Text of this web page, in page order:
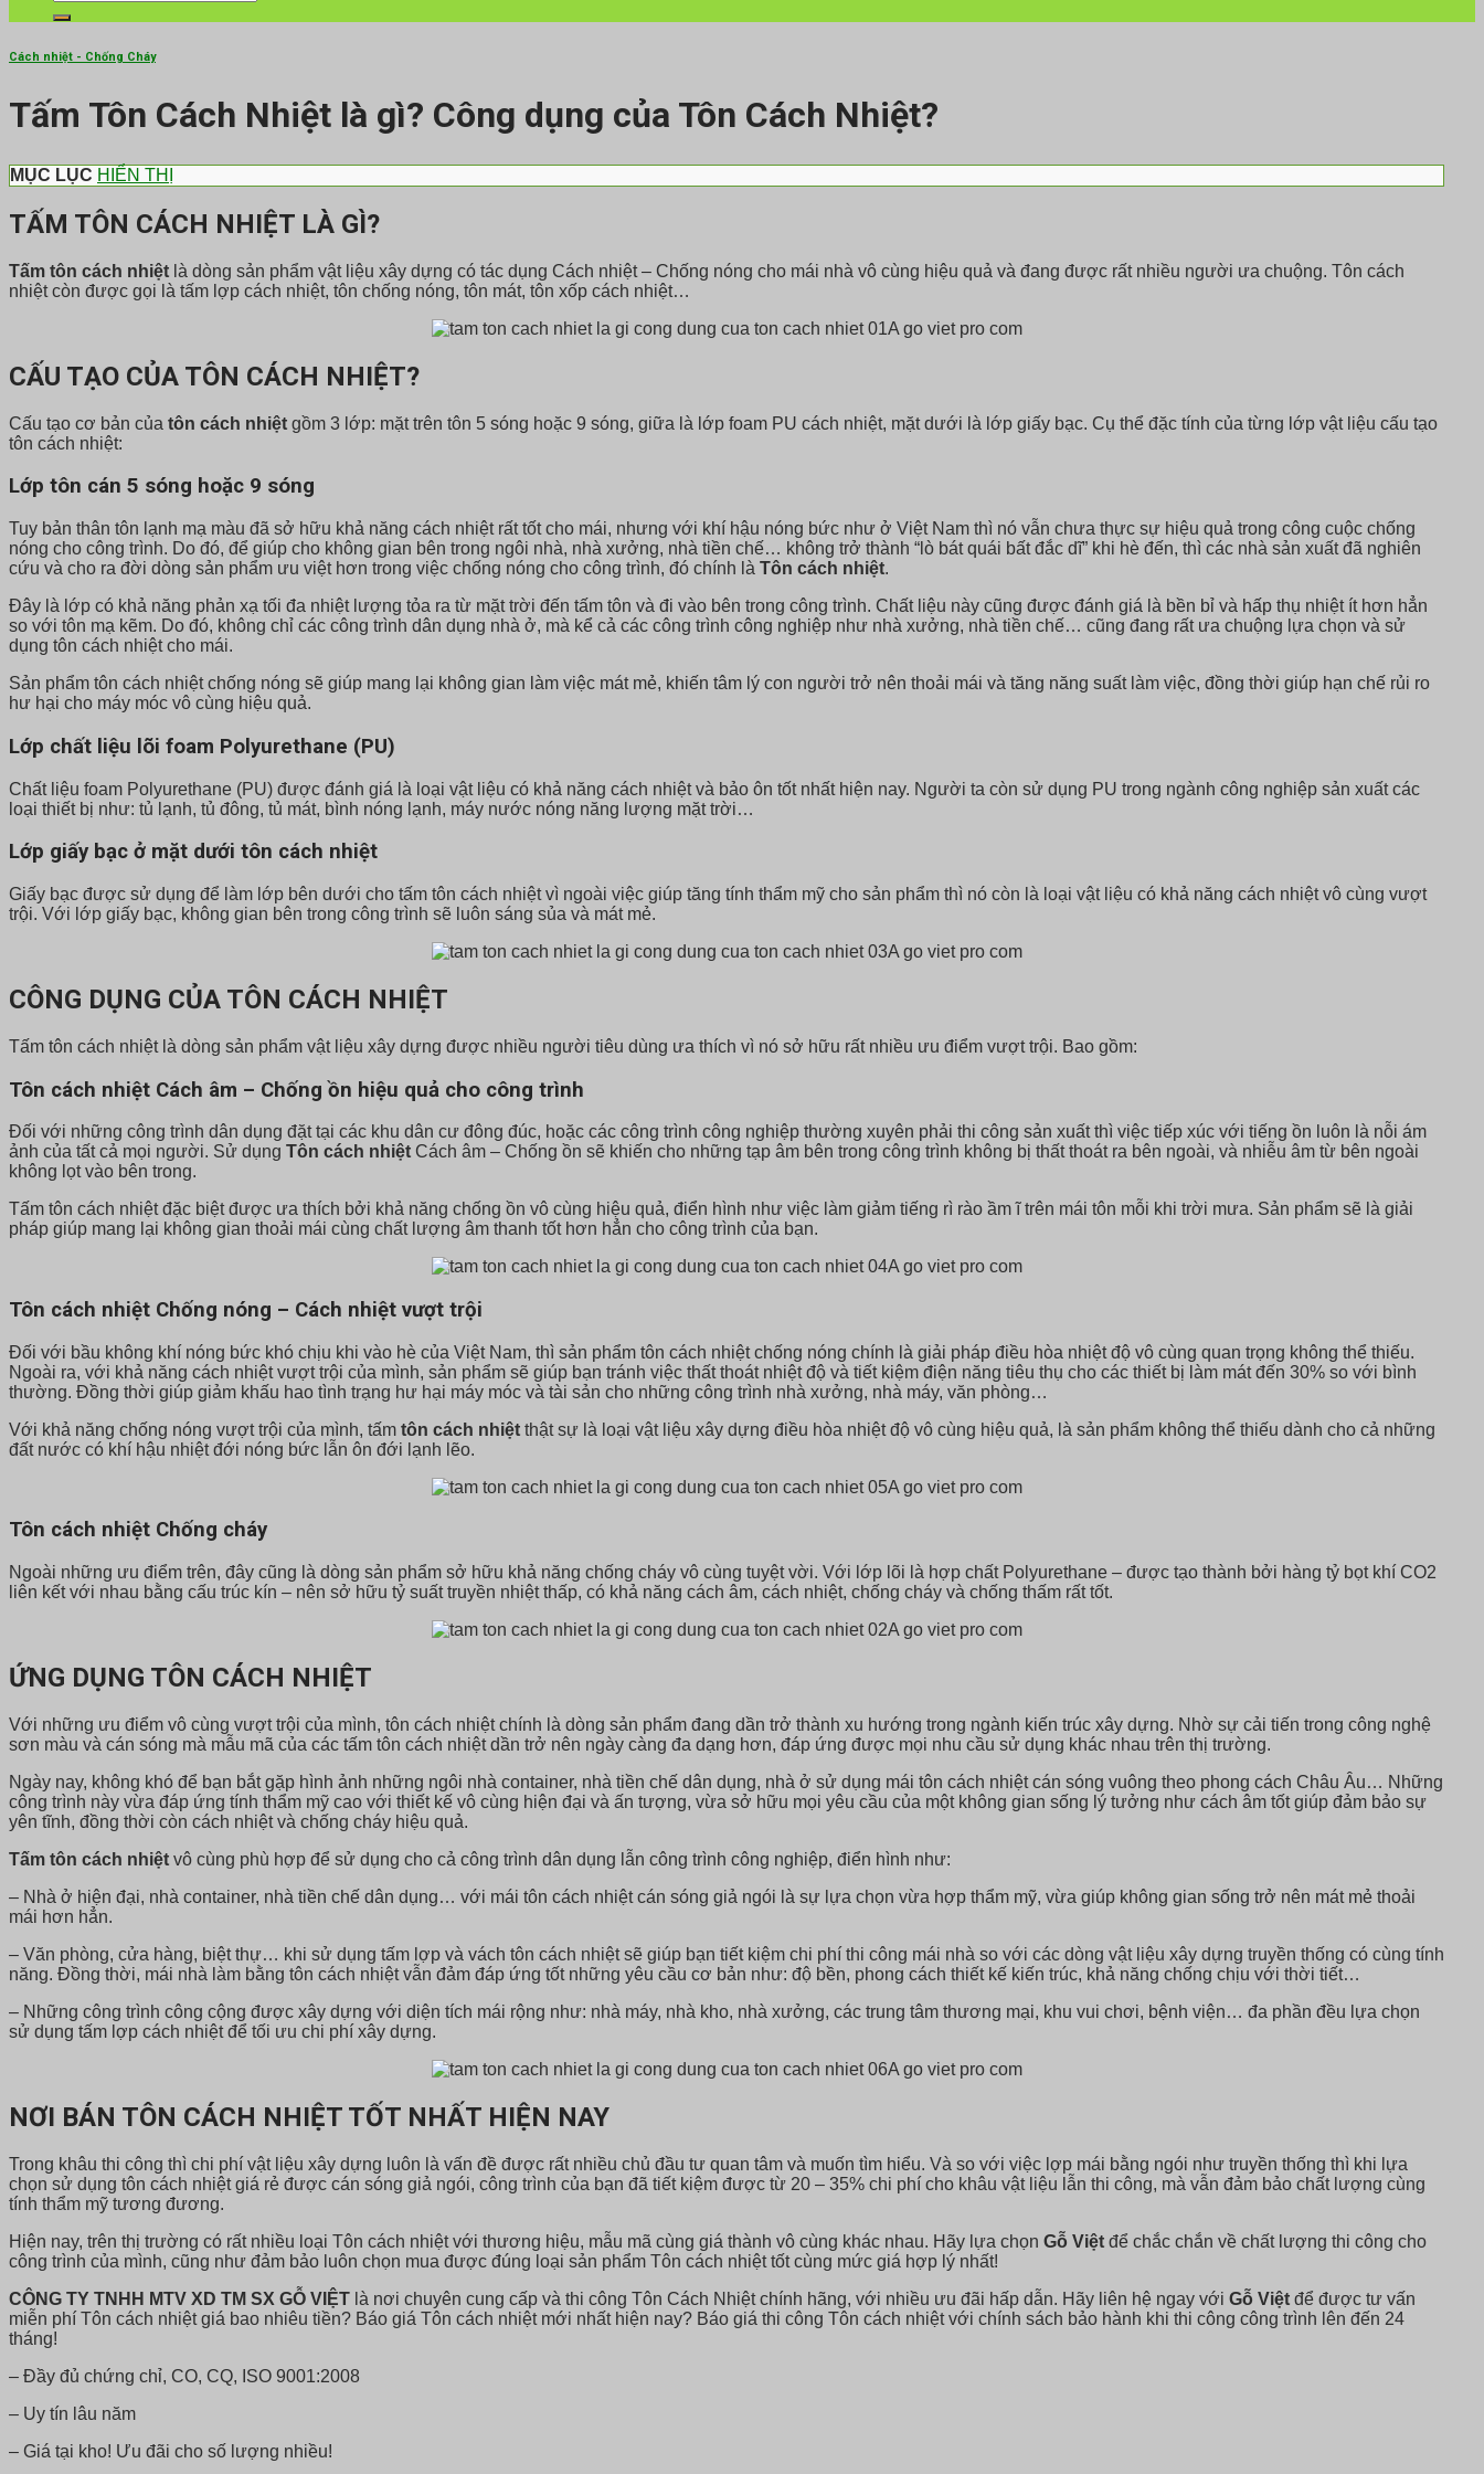
kiếm:
Cách nhiệt - Chống Cháy
Tấm Tôn Cách Nhiệt là gì? Công dụng của Tôn Cách Nhiệt?
MỤC LỤC HIỂN THỊ
TẤM TÔN CÁCH NHIỆT LÀ GÌ?
Tấm tôn cách nhiệt là dòng sản phẩm vật liệu xây dựng có tác dụng Cách nhiệt – Chống nóng cho mái nhà vô cùng hiệu quả và đang được rất nhiều người ưa chuộng. Tôn cách
nhiệt còn được gọi là tấm lợp cách nhiệt, tôn chống nóng, tôn mát, tôn xốp cách nhiệt…
CẤU TẠO CỦA TÔN CÁCH NHIỆT?
Cấu tạo cơ bản của tôn cách nhiệt gồm 3 lớp: mặt trên tôn 5 sóng hoặc 9 sóng, giữa là lớp foam PU cách nhiệt, mặt dưới là lớp giấy bạc. Cụ thể đặc tính của từng lớp vật liệu cấu tạo
tôn cách nhiệt:
Lớp tôn cán 5 sóng hoặc 9 sóng
Tuy bản thân tôn lạnh mạ màu đã sở hữu khả năng cách nhiệt rất tốt cho mái, nhưng với khí hậu nóng bức như ở Việt Nam thì nó vẫn chưa thực sự hiệu quả trong công cuộc chống
nóng cho công trình. Do đó, để giúp cho không gian bên trong ngôi nhà, nhà xưởng, nhà tiền chế… không trở thành “lò bát quái bất đắc dĩ” khi hè đến, thì các nhà sản xuất đã nghiên
cứu và cho ra đời dòng sản phẩm ưu việt hơn trong việc chống nóng cho công trình, đó chính là Tôn cách nhiệt.
Đây là lớp có khả năng phản xạ tối đa nhiệt lượng tỏa ra từ mặt trời đến tấm tôn và đi vào bên trong công trình. Chất liệu này cũng được đánh giá là bền bỉ và hấp thụ nhiệt ít hơn hẳn
so với tôn mạ kẽm. Do đó, không chỉ các công trình dân dụng nhà ở, mà kể cả các công trình công nghiệp như nhà xưởng, nhà tiền chế… cũng đang rất ưa chuộng lựa chọn và sử
dụng tôn cách nhiệt cho mái.
Sản phẩm tôn cách nhiệt chống nóng sẽ giúp mang lại không gian làm việc mát mẻ, khiến tâm lý con người trở nên thoải mái và tăng năng suất làm việc, đồng thời giúp hạn chế rủi ro
hư hại cho máy móc vô cùng hiệu quả.
Lớp chất liệu lõi foam Polyurethane (PU)
Chất liệu foam Polyurethane (PU) được đánh giá là loại vật liệu có khả năng cách nhiệt và bảo ôn tốt nhất hiện nay. Người ta còn sử dụng PU trong ngành công nghiệp sản xuất các
loại thiết bị như: tủ lạnh, tủ đông, tủ mát, bình nóng lạnh, máy nước nóng năng lượng mặt trời…
Lớp giấy bạc ở mặt dưới tôn cách nhiệt
Giấy bạc được sử dụng để làm lớp bên dưới cho tấm tôn cách nhiệt vì ngoài việc giúp tăng tính thẩm mỹ cho sản phẩm thì nó còn là loại vật liệu có khả năng cách nhiệt vô cùng vượt
trội. Với lớp giấy bạc, không gian bên trong công trình sẽ luôn sáng sủa và mát mẻ.
CÔNG DỤNG CỦA TÔN CÁCH NHIỆT
Tấm tôn cách nhiệt là dòng sản phẩm vật liệu xây dựng được nhiều người tiêu dùng ưa thích vì nó sở hữu rất nhiều ưu điểm vượt trội. Bao gồm:
Tôn cách nhiệt Cách âm – Chống ồn hiệu quả cho công trình
Đối với những công trình dân dụng đặt tại các khu dân cư đông đúc, hoặc các công trình công nghiệp thường xuyên phải thi công sản xuất thì việc tiếp xúc với tiếng ồn luôn là nỗi ám
ảnh của tất cả mọi người. Sử dụng Tôn cách nhiệt Cách âm – Chống ồn sẽ khiến cho những tạp âm bên trong công trình không bị thất thoát ra bên ngoài, và nhiễu âm từ bên ngoài
không lọt vào bên trong.
Tấm tôn cách nhiệt đặc biệt được ưa thích bởi khả năng chống ồn vô cùng hiệu quả, điển hình như việc làm giảm tiếng rì rào ầm ĩ trên mái tôn mỗi khi trời mưa. Sản phẩm sẽ là giải
pháp giúp mang lại không gian thoải mái cùng chất lượng âm thanh tốt hơn hẳn cho công trình của bạn.
Tôn cách nhiệt Chống nóng – Cách nhiệt vượt trội
Đối với bầu không khí nóng bức khó chịu khi vào hè của Việt Nam, thì sản phẩm tôn cách nhiệt chống nóng chính là giải pháp điều hòa nhiệt độ vô cùng quan trọng không thể thiếu.
Ngoài ra, với khả năng cách nhiệt vượt trội của mình, sản phẩm sẽ giúp bạn tránh việc thất thoát nhiệt độ và tiết kiệm điện năng tiêu thụ cho các thiết bị làm mát đến 30% so với bình
thường. Đồng thời giúp giảm khấu hao tình trạng hư hại máy móc và tài sản cho những công trình nhà xưởng, nhà máy, văn phòng…
Với khả năng chống nóng vượt trội của mình, tấm tôn cách nhiệt thật sự là loại vật liệu xây dựng điều hòa nhiệt độ vô cùng hiệu quả, là sản phẩm không thể thiếu dành cho cả những
đất nước có khí hậu nhiệt đới nóng bức lẫn ôn đới lạnh lẽo.
Tôn cách nhiệt Chống cháy
Ngoài những ưu điểm trên, đây cũng là dòng sản phẩm sở hữu khả năng chống cháy vô cùng tuyệt vời. Với lớp lõi là hợp chất Polyurethane – được tạo thành bởi hàng tỷ bọt khí CO2
liên kết với nhau bằng cấu trúc kín – nên sở hữu tỷ suất truyền nhiệt thấp, có khả năng cách âm, cách nhiệt, chống cháy và chống thấm rất tốt.
ỨNG DỤNG TÔN CÁCH NHIỆT
Với những ưu điểm vô cùng vượt trội của mình, tôn cách nhiệt chính là dòng sản phẩm đang dần trở thành xu hướng trong ngành kiến trúc xây dựng. Nhờ sự cải tiến trong công nghệ
sơn màu và cán sóng mà mẫu mã của các tấm tôn cách nhiệt dần trở nên ngày càng đa dạng hơn, đáp ứng được mọi nhu cầu sử dụng khác nhau trên thị trường.
Ngày nay, không khó để bạn bắt gặp hình ảnh những ngôi nhà container, nhà tiền chế dân dụng, nhà ở sử dụng mái tôn cách nhiệt cán sóng vuông theo phong cách Châu Âu… Những
công trình này vừa đáp ứng tính thẩm mỹ cao với thiết kế vô cùng hiện đại và ấn tượng, vừa sở hữu mọi yêu cầu của một không gian sống lý tưởng như cách âm tốt giúp đảm bảo sự
yên tĩnh, đồng thời còn cách nhiệt và chống cháy hiệu quả.
Tấm tôn cách nhiệt vô cùng phù hợp để sử dụng cho cả công trình dân dụng lẫn công trình công nghiệp, điển hình như:
– Nhà ở hiện đại, nhà container, nhà tiền chế dân dụng… với mái tôn cách nhiệt cán sóng giả ngói là sự lựa chọn vừa hợp thẩm mỹ, vừa giúp không gian sống trở nên mát mẻ thoải
mái hơn hẳn.
– Văn phòng, cửa hàng, biệt thự… khi sử dụng tấm lợp và vách tôn cách nhiệt sẽ giúp bạn tiết kiệm chi phí thi công mái nhà so với các dòng vật liệu xây dựng truyền thống có cùng tính
năng. Đồng thời, mái nhà làm bằng tôn cách nhiệt vẫn đảm đáp ứng tốt những yêu cầu cơ bản như: độ bền, phong cách thiết kế kiến trúc, khả năng chống chịu với thời tiết…
– Những công trình công cộng được xây dựng với diện tích mái rộng như: nhà máy, nhà kho, nhà xưởng, các trung tâm thương mại, khu vui chơi, bệnh viện… đa phần đều lựa chọn
sử dụng tấm lợp cách nhiệt để tối ưu chi phí xây dựng.
NƠI BÁN TÔN CÁCH NHIỆT TỐT NHẤT HIỆN NAY
Trong khâu thi công thì chi phí vật liệu xây dựng luôn là vấn đề được rất nhiều chủ đầu tư quan tâm và muốn tìm hiểu. Và so với việc lợp mái bằng ngói như truyền thống thì khi lựa
chọn sử dụng tôn cách nhiệt giá rẻ được cán sóng giả ngói, công trình của bạn đã tiết kiệm được từ 20 – 35% chi phí cho khâu vật liệu lẫn thi công, mà vẫn đảm bảo chất lượng cùng
tính thẩm mỹ tương đương.
Hiện nay, trên thị trường có rất nhiều loại Tôn cách nhiệt với thương hiệu, mẫu mã cùng giá thành vô cùng khác nhau. Hãy lựa chọn Gỗ Việt để chắc chắn về chất lượng thi công cho
công trình của mình, cũng như đảm bảo luôn chọn mua được đúng loại sản phẩm Tôn cách nhiệt tốt cùng mức giá hợp lý nhất!
CÔNG TY TNHH MTV XD TM SX GỖ VIỆT là nơi chuyên cung cấp và thi công Tôn Cách Nhiệt chính hãng, với nhiều ưu đãi hấp dẫn. Hãy liên hệ ngay với Gỗ Việt để được tư vấn
miễn phí Tôn cách nhiệt giá bao nhiêu tiền? Báo giá Tôn cách nhiệt mới nhất hiện nay? Báo giá thi công Tôn cách nhiệt với chính sách bảo hành khi thi công công trình lên đến 24
tháng!
– Đầy đủ chứng chỉ, CO, CQ, ISO 9001:2008
– Uy tín lâu năm
– Giá tại kho! Ưu đãi cho số lượng nhiều!